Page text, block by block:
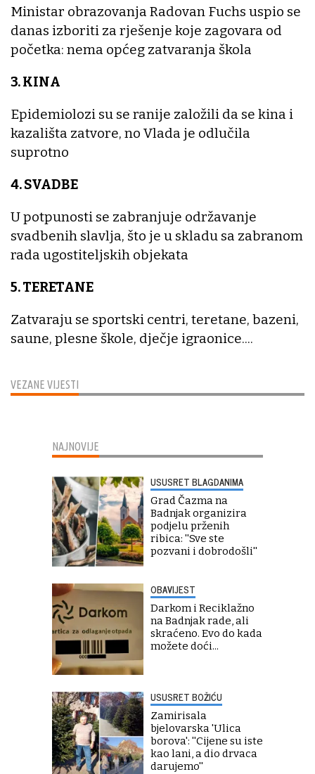
VEZANE VIJESTI
Ministar obrazovanja Radovan Fuchs uspio se
danas izboriti za rješenje koje zagovara od
početka: nema općeg zatvaranja škola
3. KINA
Epidemiolozi su se ranije založili da se kina i
kazališta zatvore, no Vlada je odlučila
suprotno
4. SVADBE
U potpunosti se zabranjuje održavanje
svadbenih slavlja, što je u skladu sa zabranom
rada ugostiteljskih objekata
5. TERETANE
Zatvaraju se sportski centri, teretane, bazeni,
saune, plesne škole, dječje igraonice....
NAJNOVIJE
USUSRET BLAGDANIMA
Grad Čazma na
Badnjak organizira
podjelu prženih
ribica: ''Sve ste
pozvani i dobrodošli''
OBAVIJEST
Darkom i Reciklažno
na Badnjak rade, ali
skraćeno. Evo do kada
možete doći...
USUSRET BOŽIĆU
Zamirisala
bjelovarska 'Ulica
borova': ''Cijene su iste
kao lani, a dio drvaca
darujemo''